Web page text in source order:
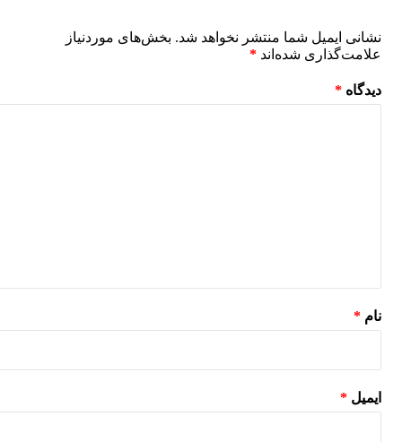
نشانی ایمیل شما منتشر نخواهد شد. بخش‌های موردنیاز
علامت‌گذاری شده‌اند *
دیدگاه *
نام *
ایمیل *